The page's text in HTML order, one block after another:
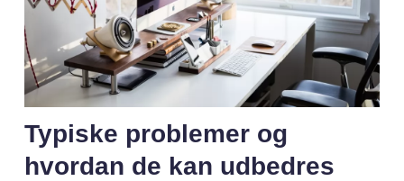
Typiske problemer og
hvordan de kan udbedres